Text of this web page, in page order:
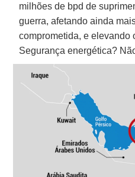
milhões de bpd de
guerra, afetando ainda
comprometida, e elevando
Segurança energética?